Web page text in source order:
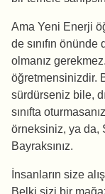
Ama Yeni Enerji
de sınıfın
olmanız
öğretmensinizdir.
sürdürseniz bile,
sınıfta
örneksiniz, ya da,
Bayraksınız.
İnsanların size